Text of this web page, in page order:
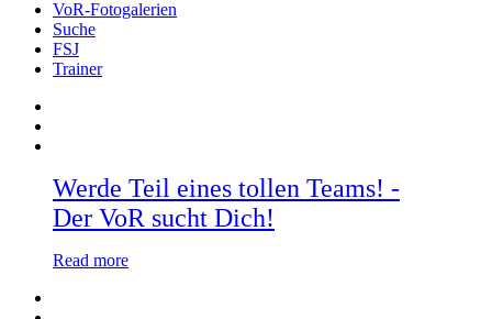
VoR-Fotogalerien
Suche
FSJ
Trainer
Werde Teil eines tollen Teams! -
Der VoR sucht Dich!
Read more